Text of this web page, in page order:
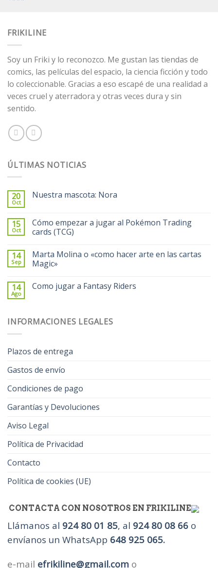
FRIKILINE
Soy un Friki y lo reconozco. Me gustan las tiendas de
comics, las películas del espacio, la ciencia ficción y todo
lo coleccionable. Gracias a eso escapé de una realidad a
veces cruel y aterradora y otras veces dura y sin
sentido.
ÚLTIMAS NOTICIAS
20
Oct
Nuestra mascota: Nora
15
Oct
Cómo empezar a jugar al Pokémon Trading
cards (TCG)
14
Sep
Marta Molina o «como hacer arte en las cartas
Magic»
14
Ago
Como jugar a Fantasy Riders
INFORMACIONES LEGALES
Plazos de entrega
Gastos de envío
Condiciones de pago
Garantías y Devoluciones
Aviso Legal
Política de Privacidad
Contacto
Política de cookies (UE)
CONTACTA CON NOSOTROS EN FRIKILINE
Llámanos al 924 80 01 85, al 924 80 08 66 o
envíanos un WhatsApp 648 925 065.
e-mail efrikiline@gmail.com o